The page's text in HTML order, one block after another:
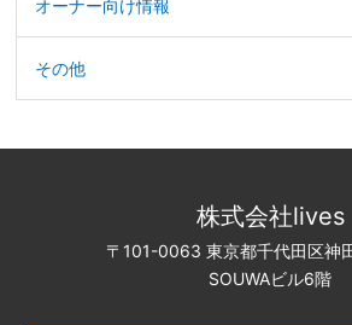
オーナー向け情報
その他
株式会社lives
〒101-0063 東京都千代田区神
SOUWAビル6階